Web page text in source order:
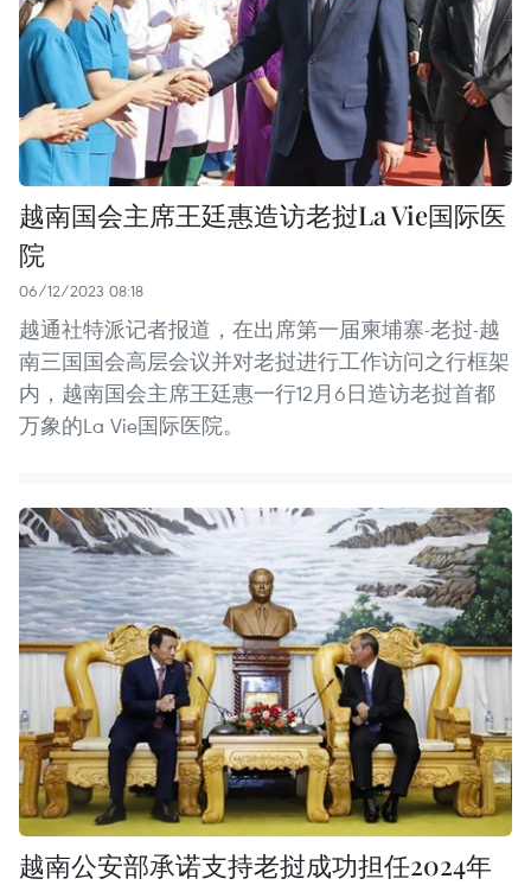
越南国会主席王廷惠造访老挝La Vie国际医
院
06/12/2023 08:18
越通社特派记者报道，在出席第一届柬埔寨-老挝-越
南三国国会高层会议并对老挝进行工作访问之行框架
内，越南国会主席王廷惠一行12月6日造访老挝首都
万象的La Vie国际医院。
越南公安部承诺支持老挝成功担任2024年